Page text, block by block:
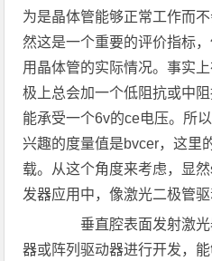
为是晶体管能够正常工作而
然这是一个重要的评价指标
用晶体管的实际情况。事实
极上总会加一个低阻抗或中
能承受一个6v的ce电压。所
兴趣的度量值是bvcer，这里
载。从这个角度来考虑，显
发器应用中，像激光二极管驱
垂直腔表面发射激光
器或阵列驱动器进行开发，